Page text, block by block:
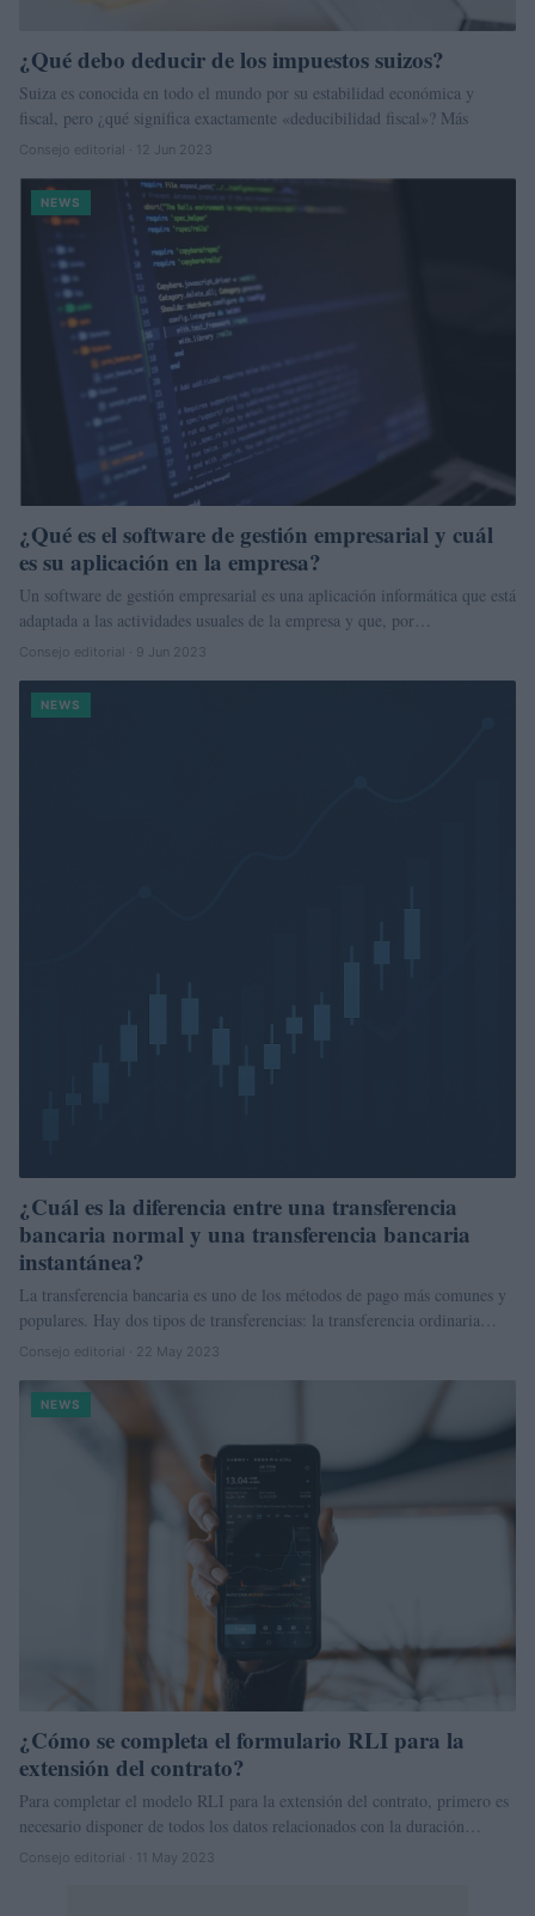
¿Qué debo deducir de los impuestos suizos?
Suiza es conocida en todo el mundo por su estabilidad económica y
fiscal, pero ¿qué significa exactamente «deducibilidad fiscal»? Más
Consejo editorial · 12 Jun 2023
NEWS
¿Qué es el software de gestión empresarial y cuál
es su aplicación en la empresa?
Un software de gestión empresarial es una aplicación informática que está
adaptada a las actividades usuales de la empresa y que, por…
Consejo editorial · 9 Jun 2023
NEWS
¿Cuál es la diferencia entre una transferencia
bancaria normal y una transferencia bancaria
instantánea?
La transferencia bancaria es uno de los métodos de pago más comunes y
populares. Hay dos tipos de transferencias: la transferencia ordinaria…
Consejo editorial · 22 May 2023
NEWS
¿Cómo se completa el formulario RLI para la
extensión del contrato?
Para completar el modelo RLI para la extensión del contrato, primero es
necesario disponer de todos los datos relacionados con la duración…
Consejo editorial · 11 May 2023